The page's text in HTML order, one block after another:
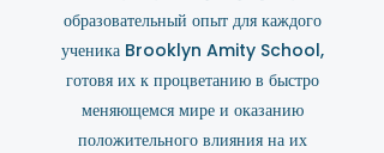
образовательный опыт для каждого
ученика Brooklyn Amity School,
готовя их к процветанию в быстро
меняющемся мире и оказанию
положительного влияния на их